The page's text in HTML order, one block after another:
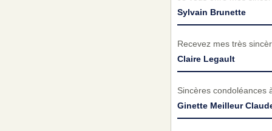
Sylvain Brunette
Recevez mes très
Claire Legault
Sincères condoléances
Ginette Meilleur